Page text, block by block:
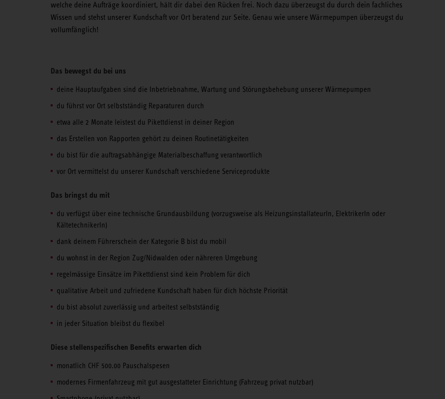
welche deine Aufträge koordiniert, hält dir dabei den Rücken frei. Noch dazu überzeugst du durch dein fachliches
Wissen und stehst unserer Kundschaft vor Ort beratend zur Seite. Genau wie unsere Wärmepumpen überzeugst du
vollumfänglich!
Das bewegst du bei uns
deine Hauptaufgaben sind die Inbetriebnahme, Wartung und Störungsbehebung unserer Wärmepumpen
du führst vor Ort selbstständig Reparaturen durch
etwa alle 2 Monate leistest du Pikettdienst in deiner Region
das Erstellen von Rapporten gehört zu deinen Routinetätigkeiten
du bist für die auftragsabhängige Materialbeschaffung verantwortlich
vor Ort vermittelst du unserer Kundschaft verschiedene Serviceprodukte
Das bringst du mit
du verfügst über eine technische Grundausbildung (vorzugsweise als HeizungsinstallateurIn, ElektrikerIn oder
KältetechnikerIn)
dank deinem Führerschein der Kategorie B bist du mobil
du wohnst in der Region Zug/Nidwalden oder nähreren Umgebung
regelmässige Einsätze im Pikettdienst sind kein Problem für dich
qualitative Arbeit und zufriedene Kundschaft haben für dich höchste Priorität
du bist absolut zuverlässig und arbeitest selbstständig
in jeder Situation bleibst du flexibel
Diese stellenspezifischen Benefits erwarten dich
monatlich CHF 500.00 Pauschalspesen
modernes Firmenfahrzeug mit gut ausgestatteter Einrichtung (Fahrzeug privat nutzbar)